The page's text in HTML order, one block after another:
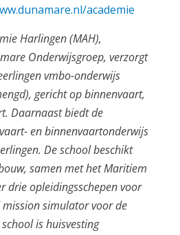
academie
Harlingen (MAH),
Onderwijsgroep, verzorgt
vmbo-onderwijs
gericht op binnenvaart,
Daarnaast biedt de
en binnenvaartonderwijs
De school beschikt
samen met het Maritiem
drie opleidingsschepen voor
simulator voor de
is huisvesting